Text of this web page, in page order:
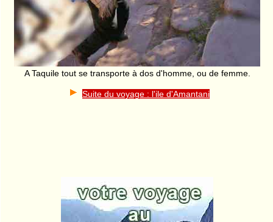
A Taquile tout se transporte à dos d'homme, ou de femme.
Suite du voyage : l'ile d'Amantani